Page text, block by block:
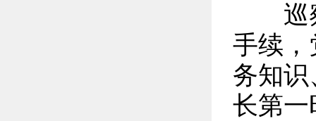
巡察
手续，
务知
长第一